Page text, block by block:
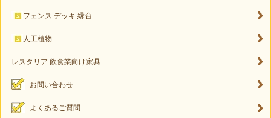
フェンス デッキ 縁台
人工植物
レスタリア 飲食業向け家具
お問い合わせ
よくあるご質問